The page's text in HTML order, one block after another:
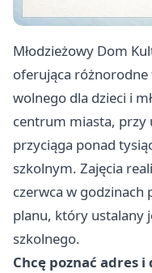
Młodzieżowy Dom
oferująca
wolnego dla dzieci i
centrum miasta, przy
przyciąga ponad
szkolnym. Zajęcia
czerwca w godzinach
planu, który ustalany
szkolnego.
Chcę poznać adres